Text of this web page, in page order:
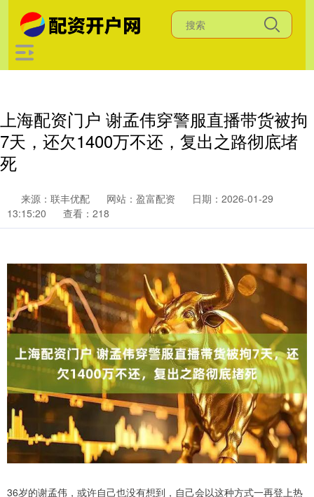
上海配资门户 谢孟伟穿警服直播带货被拘
7天，还欠1400万不还，复出之路彻底堵
死
来源：联丰优配 网站：盈富配资
日期：2026-01-29
13:15:20
查看：218
36岁的谢孟伟，或许自己也没有想到，自己会以这种方式一再登上热